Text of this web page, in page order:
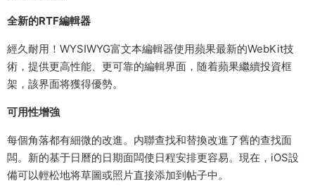
全新的RTF編輯器
經久耐用！WYSIWYG富文本編輯器使用蘋果最新的WebKit技
術，提供更高性能、更可靠的編輯界面，随着蘋果繼續投資框
架，該界面将獲得優勢。
可用性增強
每個角落都有細微的改進。内聯查找和替換改進了舊的查找面
闆。新的基于日曆的日期面闆使日程安排更容易。現在，iOS設
備可以輕松地将草圖或照片直接添加到帖子中。